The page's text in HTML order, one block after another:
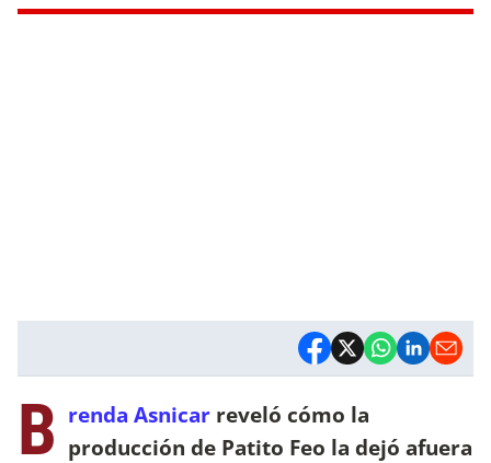
B renda Asnicar reveló cómo la
producción de Patito Feo la dejó afuera